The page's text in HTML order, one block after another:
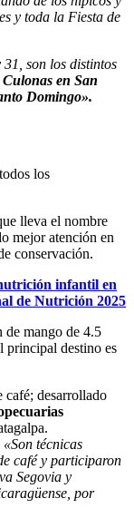
y toda la Fiesta de
son los distintos
en San
Domingo».
los
lleva el nombre
mejor atención en
conservación.
infantil en
de Nutrición 2025
de mango de 4.5
principal destino es
desarrollado
«Son técnicas
café y participaron
Segovia y
por